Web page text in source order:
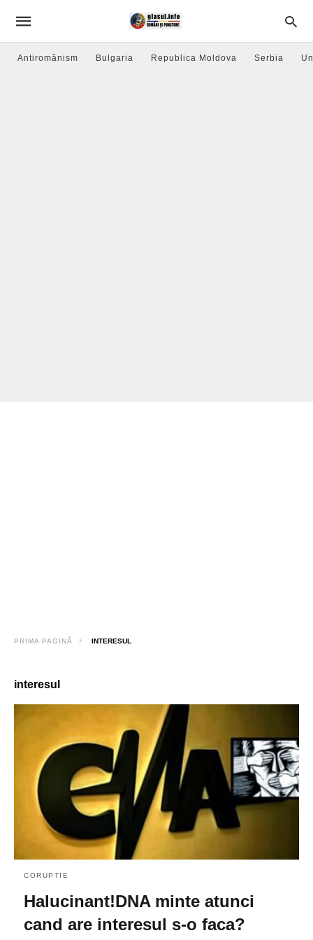
Antiromânism Bulgaria Republica Moldova Serbia
PRIMA PAGINĂ INTERESUL
interesul
CORUPTIE
Halucinant!DNA minte atunci
cand are interesul s-o faca?